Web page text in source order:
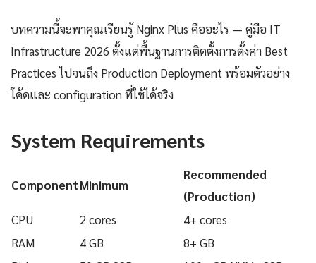
บทความนี้จะพาคุณเรียนรู้ Nginx Plus คืออะไร — คู่มือ IT
Infrastructure 2026 ตั้งแต่พื้นฐานการติดตั้งการตั้งค่า Best
Practices ไปจนถึง Production Deployment พร้อมตัวอย่าง
โค้ดและ configuration ที่ใช้ได้จริง
System Requirements
ComponentMinimum
Recommended
(Production)
CPU
2 cores
4+ cores
RAM
4 GB
8+ GB